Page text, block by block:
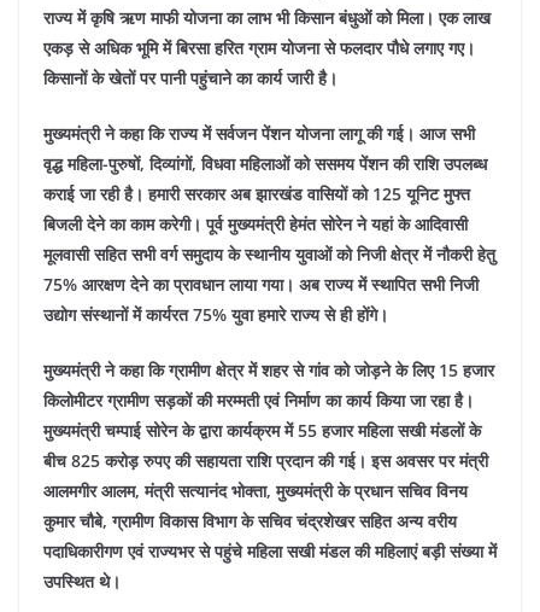
राज्य में कृषि ऋण माफी योजना का लाभ भी किसान बंधुओं को मिला। एक लाख
एकड़ से अधिक भूमि में बिरसा हरित ग्राम योजना से फलदार पौधे लगाए गए।
किसानों के खेतों पर पानी पहुंचाने का कार्य जारी है।
मुख्यमंत्री ने कहा कि राज्य में सर्वजन पेंशन योजना लागू की गई। आज सभी
वृद्ध महिला-पुरुषों, दिव्यांगों, विधवा महिलाओं को ससमय पेंशन की राशि उपलब्ध
कराई जा रही है। हमारी सरकार अब झारखंड वासियों को 125 यूनिट मुफ्त
बिजली देने का काम करेगी। पूर्व मुख्यमंत्री हेमंत सोरेन ने यहां के आदिवासी
मूलवासी सहित सभी वर्ग समुदाय के स्थानीय युवाओं को निजी क्षेत्र में नौकरी हेतु
75% आरक्षण देने का प्रावधान लाया गया। अब राज्य में स्थापित सभी निजी
उद्योग संस्थानों में कार्यरत 75% युवा हमारे राज्य से ही होंगे।
मुख्यमंत्री ने कहा कि ग्रामीण क्षेत्र में शहर से गांव को जोड़ने के लिए 15 हजार
किलोमीटर ग्रामीण सड़कों की मरम्मती एवं निर्माण का कार्य किया जा रहा है।
मुख्यमंत्री चम्पाई सोरेन के द्वारा कार्यक्रम में 55 हजार महिला सखी मंडलों के
बीच 825 करोड़ रुपए की सहायता राशि प्रदान की गई।इस अवसर पर मंत्री
आलमगीर आलम, मंत्री सत्यानंद भोक्ता, मुख्यमंत्री के प्रधान सचिव विनय
कुमार चौबे, ग्रामीण विकास विभाग के सचिव चंद्रशेखर सहित अन्य वरीय
पदाधिकारीगण एवं राज्यभर से पहुंचे महिला सखी मंडल की महिलाएं बड़ी संख्या में
उपस्थित थे।